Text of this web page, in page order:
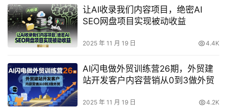
让AI收录我们内容项目，绝密AI
SEO网盘项目实现被动收益
2025 年 11 月 19 日 4.4K
AI闪电做外贸训练营26期，外贸建
站开发客户内容营销从0到3做外贸
2025 年 11 月 19 日 4.2K